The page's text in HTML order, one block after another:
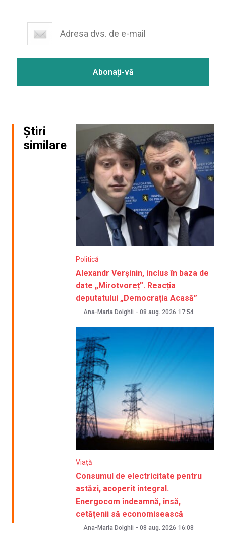
Știri
similare
Politică
Alexandr Verșinin, inclus în baza de
date „Mirotvoreț”. Reacția
deputatului „Democrația Acasă”
Ana-Maria Dolghii - 08 aug. 2026 17:54
Viață
Consumul de electricitate pentru
astăzi, acoperit integral.
Energocom îndeamnă, însă,
cetățenii să economisească
Ana-Maria Dolghii - 08 aug. 2026 16:08